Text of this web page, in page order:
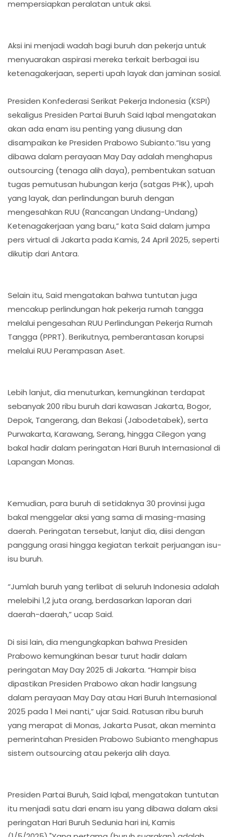
mempersiapkan peralatan untuk aksi.
Aksi ini menjadi wadah bagi buruh dan pekerja untuk
menyuarakan aspirasi mereka terkait berbagai isu
ketenagakerjaan, seperti upah layak dan jaminan sosial.
Presiden Konfederasi Serikat Pekerja Indonesia (KSPI)
sekaligus Presiden Partai Buruh Said Iqbal mengatakan
akan ada enam isu penting yang diusung dan
disampaikan ke Presiden Prabowo Subianto.“Isu yang
dibawa dalam perayaan May Day adalah menghapus
outsourcing (tenaga alih daya), pembentukan satuan
tugas pemutusan hubungan kerja (satgas PHK), upah
yang layak, dan perlindungan buruh dengan
mengesahkan RUU (Rancangan Undang-Undang)
Ketenagakerjaan yang baru,” kata Said dalam jumpa
pers virtual di Jakarta pada Kamis, 24 April 2025, seperti
dikutip dari Antara.
Selain itu, Said mengatakan bahwa tuntutan juga
mencakup perlindungan hak pekerja rumah tangga
melalui pengesahan RUU Perlindungan Pekerja Rumah
Tangga (PPRT). Berikutnya, pemberantasan korupsi
melalui RUU Perampasan Aset.
Lebih lanjut, dia menuturkan, kemungkinan terdapat
sebanyak 200 ribu buruh dari kawasan Jakarta, Bogor,
Depok, Tangerang, dan Bekasi (Jabodetabek), serta
Purwakarta, Karawang, Serang, hingga Cilegon yang
bakal hadir dalam peringatan Hari Buruh Internasional di
Lapangan Monas.
Kemudian, para buruh di setidaknya 30 provinsi juga
bakal menggelar aksi yang sama di masing-masing
daerah. Peringatan tersebut, lanjut dia, diisi dengan
panggung orasi hingga kegiatan terkait perjuangan isu-
isu buruh.
“Jumlah buruh yang terlibat di seluruh Indonesia adalah
melebihi 1,2 juta orang, berdasarkan laporan dari
daerah-daerah,” ucap Said.
Di sisi lain, dia mengungkapkan bahwa Presiden
Prabowo kemungkinan besar turut hadir dalam
peringatan May Day 2025 di Jakarta. “Hampir bisa
dipastikan Presiden Prabowo akan hadir langsung
dalam perayaan May Day atau Hari Buruh Internasional
2025 pada 1 Mei nanti,” ujar Said. Ratusan ribu buruh
yang merapat di Monas, Jakarta Pusat, akan meminta
pemerintahan Presiden Prabowo Subianto menghapus
sistem outsourcing atau pekerja alih daya.
Presiden Partai Buruh, Said Iqbal, mengatakan tuntutan
itu menjadi satu dari enam isu yang dibawa dalam aksi
peringatan Hari Buruh Sedunia hari ini, Kamis